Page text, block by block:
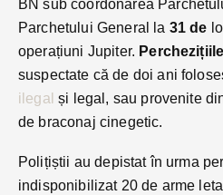
BN sub coordonarea
Parchetului General la 31 de
operațiuni Jupiter.
suspectate că de doi ani
ilegal și legal, sau provenite
de braconaj cinegetic.
Polițiștii au depistat în urma
indisponibilizat 20 de arme